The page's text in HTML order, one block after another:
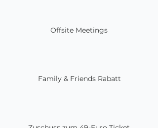
Offsite Meetings
Family & Friends Rabatt